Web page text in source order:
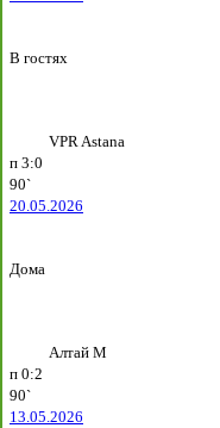
В гостях
VPR Astana
п 3:0
90`
20.05.2026
Дома
Алтай М
п 0:2
90`
13.05.2026